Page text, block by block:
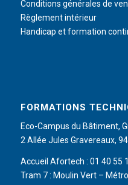
Conditions générales de
Règlement intérieur
Handicap et formation
FORMATIONS
Eco-Campus du Bâtiment,
2 Allée Jules Gravereaux,
Accueil Afortech : 01 40 55
Tram 7 : Moulin Vert –